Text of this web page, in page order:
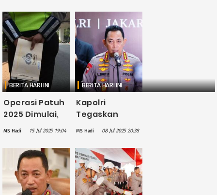
BERITA HARI INI
Operasi Patuh
2025 Dimulai,
Polisi Sasar 15
Pelanggaran
Lalu Lintas
MS Hadi 15 Jul 2025 19:04
BERITA HARI INI
Kapolri
Tegaskan
Robot Polisi
Belum Pakai
Anggaran
Negara karena
Masih Tahap
Uji Coba
MS Hadi 08 Jul 2025 20:38